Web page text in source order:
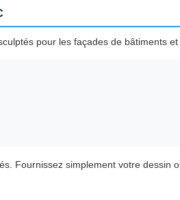
pour les façades de bâtiments
Fournissez simplement votre dessin